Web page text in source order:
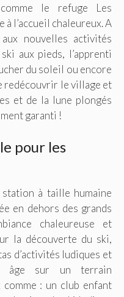
le refuge Les
l’accueil chaleureux. A
nouvelles activités
aux pieds, l’apprenti
du soleil ou encore
redécouvrir le village et
et de la lune plongés
garanti !
pour les
à taille humaine
en dehors des grands
chaleureuse et
la découverte du ski,
d’activités ludiques et
âge sur un terrain
: un club enfant